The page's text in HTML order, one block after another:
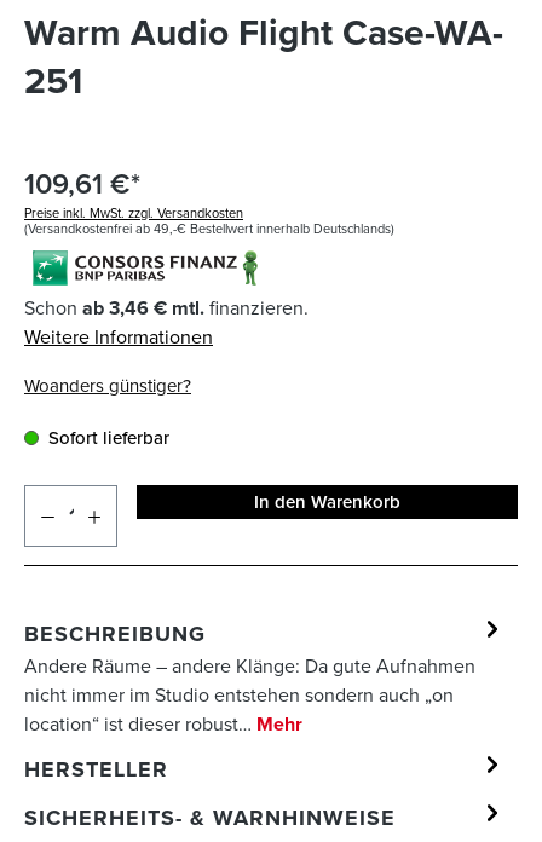
Warm Audio Flight Case-WA-
251
109,61 €*
Preise inkl. MwSt. zzgl. Versandkosten
(Versandkostenfrei ab 49,-€ Bestellwert innerhalb Deutschlands)
Schon ab 3,46 € mtl.finanzieren.
Weitere Informationen
Woanders günstiger?
Sofort lieferbar
In den Warenkorb
BESCHREIBUNG
Andere Räume – andere Klänge: Da gute Aufnahmen
nicht immer im Studio entstehen sondern auch „on
location“ ist dieser robust… Mehr
HERSTELLER
SICHERHEITS- & WARNHINWEISE